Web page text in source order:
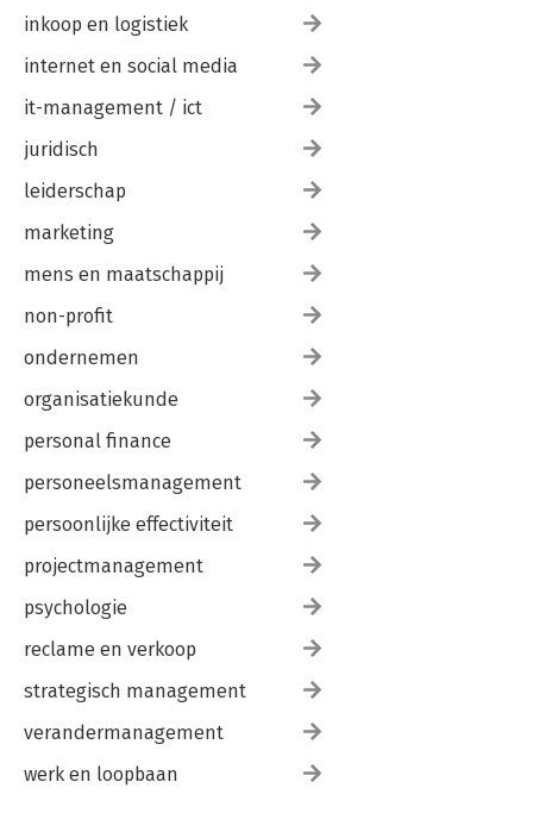
inkoop en logistiek
internet en social media
it-management / ict
juridisch
leiderschap
marketing
mens en maatschappij
non-profit
ondernemen
organisatiekunde
personal finance
personeelsmanagement
persoonlijke effectiviteit
projectmanagement
psychologie
reclame en verkoop
strategisch management
verandermanagement
werk en loopbaan